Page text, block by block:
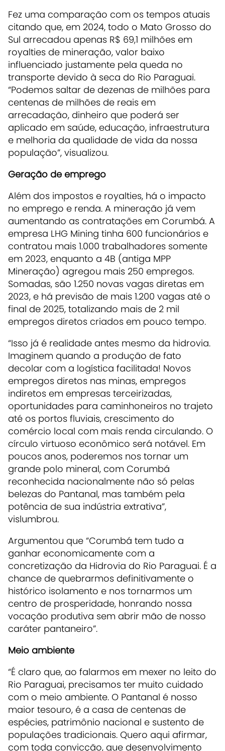
Fez uma comparação com os tempos atuais
citando que, em 2024, todo o Mato Grosso do
Sul arrecadou apenas R$ 69,1 milhões em
royalties de mineração, valor baixo
influenciado justamente pela queda no
transporte devido à seca do Rio Paraguai.
“Podemos saltar de dezenas de milhões para
centenas de milhões de reais em
arrecadação, dinheiro que poderá ser
aplicado em saúde, educação, infraestrutura
e melhoria da qualidade de vida da nossa
população”, visualizou.
Geração de emprego
Além dos impostos e royalties, há o impacto
no emprego e renda. A mineração já vem
aumentando as contratações em Corumbá. A
empresa LHG Mining tinha 600 funcionários e
contratou mais 1.000 trabalhadores somente
em 2023, enquanto a 4B (antiga MPP
Mineração) agregou mais 250 empregos.
Somadas, são 1.250 novas vagas diretas em
2023, e há previsão de mais 1.200 vagas até o
final de 2025, totalizando mais de 2 mil
empregos diretos criados em pouco tempo.
“Isso já é realidade antes mesmo da hidrovia.
Imaginem quando a produção de fato
decolar com a logística facilitada! Novos
empregos diretos nas minas, empregos
indiretos em empresas terceirizadas,
oportunidades para caminhoneiros no trajeto
até os portos fluviais, crescimento do
comércio local com mais renda circulando. O
círculo virtuoso econômico será notável. Em
poucos anos, poderemos nos tornar um
grande polo mineral, com Corumbá
reconhecida nacionalmente não só pelas
belezas do Pantanal, mas também pela
potência de sua indústria extrativa”,
vislumbrou.
Argumentou que “Corumbá tem tudo a
ganhar economicamente com a
concretização da Hidrovia do Rio Paraguai. É a
chance de quebrarmos definitivamente o
histórico isolamento e nos tornarmos um
centro de prosperidade, honrando nossa
vocação produtiva sem abrir mão de nosso
caráter pantaneiro”.
Meio ambiente
“É claro que, ao falarmos em mexer no leito do
Rio Paraguai, precisamos ter muito cuidado
com o meio ambiente. O Pantanal é nosso
maior tesouro, é a casa de centenas de
espécies, patrimônio nacional e sustento de
populações tradicionais. Quero aqui afirmar,
com toda convicção, que desenvolvimento